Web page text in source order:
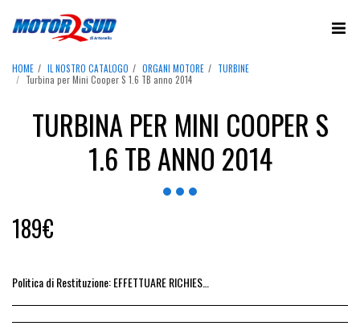
HOME IL NOSTRO CATALOGO ORGANI MOTORE
TURBINE
Turbina per Mini Cooper S 1.6 TB anno 2014
TURBINA PER MINI COOPER S
1.6 TB ANNO 2014
189€
Politica di Restituzione:EFFETTUARE RICHIESTA DI RESO ENTRO 14 GIORNI DALL&#039;ACQUISTO DEL RICAMBIO, IL RIMBORSO VIENE EMESSO ALLA CONSEGNA DEL RICAMBIO IN SEDE.